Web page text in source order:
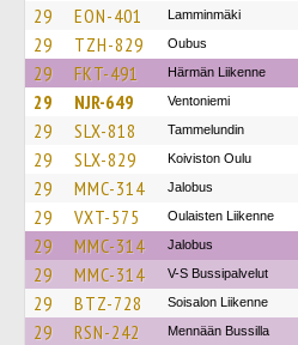
29 EON-401 Lamminmäki
29 TZH-829 Oubus
29 FKT-491 Härmän Liikenne
29 NJR-649 Ventoniemi
29 SLX-818 Tammelundin
29 SLX-829 Koiviston Oulu
29 MMC-314 Jalobus
29 VXT-575 Oulaisten Liikenne
29 MMC-314 Jalobus
29 MMC-314 V-S Bussipalvelut
29 BTZ-728 Soisalon Liikenne
29 RSN-242 Mennään Bussilla